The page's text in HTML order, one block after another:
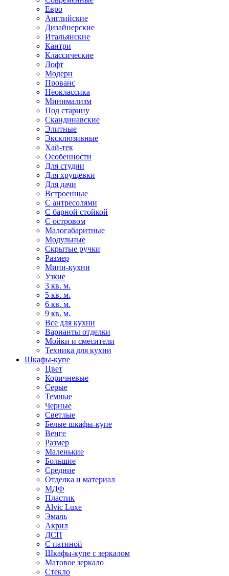
Евро
Английские
Дизайнерские
Итальянские
Кантри
Классические
Лофт
Модерн
Прованс
Неоклассика
Минимализм
Под старину
Скандинавские
Элитные
Эксклюзивные
Хай-тек
Особенности
Для студии
Для хрущевки
Для дачи
Встроенные
С антресолями
С барной стойкой
С островом
Малогабаритные
Модульные
Скрытые ручки
Размер
Мини-кухни
Узкие
3 кв. м.
5 кв. м.
6 кв. м.
9 кв. м.
Все для кухни
Варианты отделки
Мойки и смесители
Техника для кухни
Шкафы-купе
Цвет
Коричневые
Серые
Темные
Черные
Светлые
Белые шкафы-купе
Венге
Размер
Маленькие
Большие
Средние
Отделка и материал
МДФ
Пластик
Alvic Luxe
Эмаль
Акрил
ДСП
С патиной
Шкафы-купе с зеркалом
Матовое зеркало
Стекло